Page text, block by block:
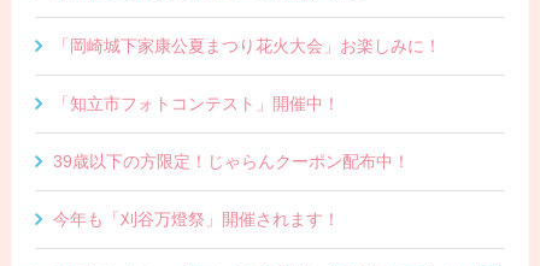
「岡崎城下家康公夏まつり花火大会」お楽しみに！
「知立市フォトコンテスト」開催中！
39歳以下の方限定！じゃらんクーポン配布中！
今年も「刈谷万燈祭」開催されます！